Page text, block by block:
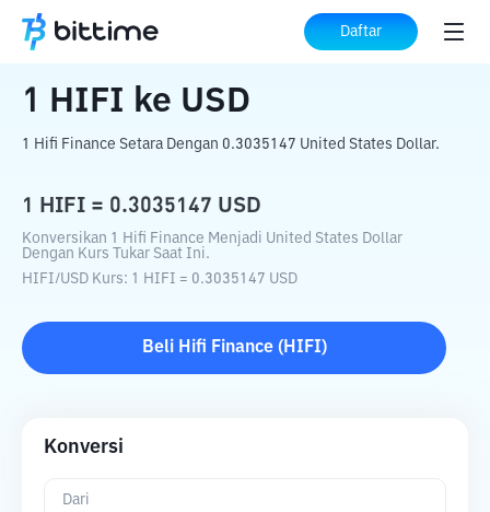
Daftar
Beranda Konverter Kripto ke USD
1 HIFI ke USD
1 Hifi Finance Setara Dengan 0.3035147 United States Dollar.
1 HIFI = 0.3035147 USD
Konversikan 1 Hifi Finance Menjadi United States Dollar
Dengan Kurs Tukar Saat Ini.
HIFI/USD Kurs: 1 HIFI = 0.3035147 USD
Beli Hifi Finance( HIFI)
Konversi
Dari